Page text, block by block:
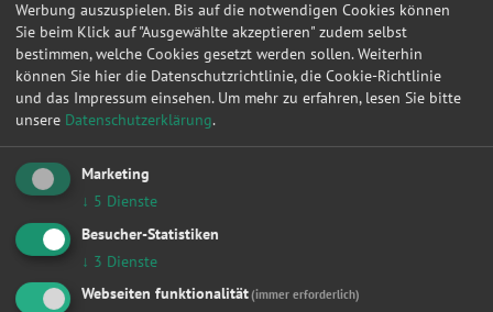
Kontakt
Wolfgang, Süßenguth
Dr.-Schmidt-Str. 1B
07929 Saalburg-Ebersdorf
Werbung auszuspielen. Bis auf die notwendigen Cookies können
Sie beim Klick auf "Ausgewählte akzeptieren" zudem selbst
bestimmen, welche Cookies gesetzt werden sollen. Weiterhin
können Sie hier die Datenschutzrichtlinie, die Cookie-Richtlinie
und das Impressum einsehen. Um mehr zu erfahren, lesen Sie bitte
unsere Datenschutzerklärung.
Marketing
↓ 5 Dienste
Besucher-Statistiken
↓ 3 Dienste
Webseiten funktionalität(immer erforderlich)